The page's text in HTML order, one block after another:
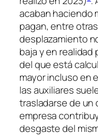
acaban haciendo
pagan, entre
desplazamiento
baja y en
del que está
mayor incluso en
las auxiliares
trasladarse de un
empresa
desgaste del